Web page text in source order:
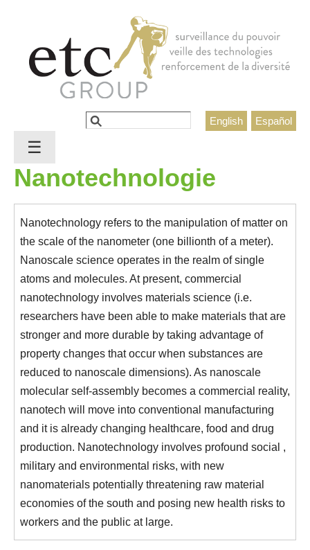
Español
English
Formulaire de recherche
Rechercher
Nanotechnologie
Nanotechnology refers to the manipulation of matter on
the scale of the nanometer (one billionth of a meter).
Nanoscale science operates in the realm of single
atoms and molecules. At present, commercial
nanotechnology involves materials science (i.e.
researchers have been able to make materials that are
stronger and more durable by taking advantage of
property changes that occur when substances are
reduced to nanoscale dimensions). As nanoscale
molecular self-assembly becomes a commercial reality,
nanotech will move into conventional manufacturing
and it is already changing healthcare, food and drug
production. Nanotechnology involves profound social ,
military and environmental risks, with new
nanomaterials potentially threatening raw material
economies of the south and posing new health risks to
workers and the public at large.
☰